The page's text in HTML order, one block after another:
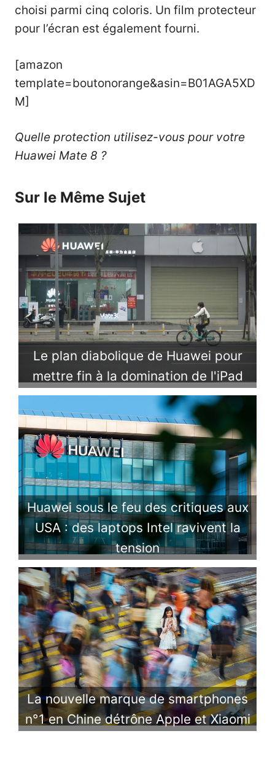
choisi parmi cinq coloris. Un film protecteur
pour l’écran est également fourni.
[amazon
template=boutonorange&asin=B01AGA5XD
M]
Quelle protection utilisez-vous pour votre
Huawei Mate 8 ?
Sur le Même Sujet
Le plan diabolique de Huawei pour
mettre fin à la domination de l'iPad
Huawei sous le feu des critiques aux
USA : des laptops Intel ravivent la
tension
La nouvelle marque de smartphones
n°1 en Chine détrône Apple et Xiaomi